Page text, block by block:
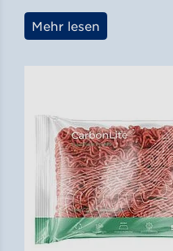
Mehr lesen